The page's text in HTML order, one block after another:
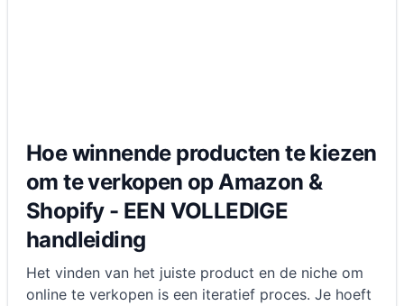
Hoe winnende producten te kiezen
om te verkopen op Amazon &
Shopify - EEN VOLLEDIGE
handleiding
Het vinden van het juiste product en de niche om
online te verkopen is een iteratief proces. Je hoeft